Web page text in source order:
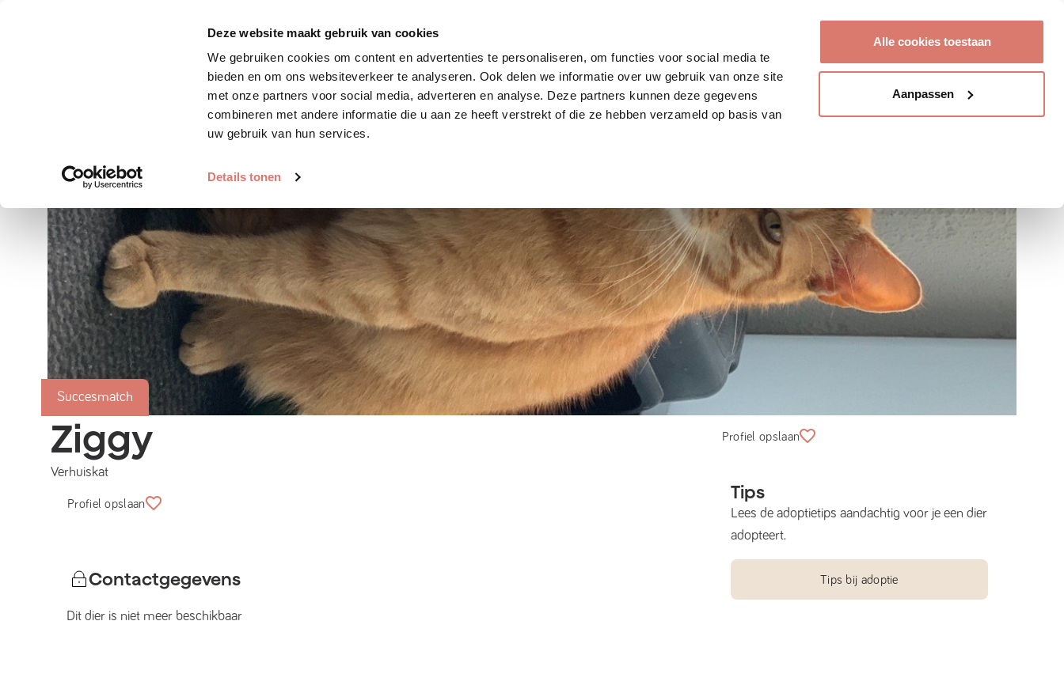
Deze website maakt gebruik van cookies
We gebruiken cookies om content en advertenties te personaliseren, om functies voor social media te
bieden en om ons websiteverkeer te analyseren. Ook delen we informatie over uw gebruik van onze site
met onze partners voor social media, adverteren en analyse. Deze partners kunnen deze gegevens
combineren met andere informatie die u aan ze heeft verstrekt of die ze hebben verzameld op basis van
uw gebruik van hun services.
Details tonen
Alle cookies toestaan
Aanpassen
Zoek huisdier Plaats huisdier Hoe werkt het?
Succesmatch
Ziggy
Verhuiskat
Profiel opslaan
Contactgegevens
Dit dier is niet meer beschikbaar
Profiel opslaan
Tips
Lees de adoptietips aandachtig voor je een dier
adopteert.
Tips bij adoptie